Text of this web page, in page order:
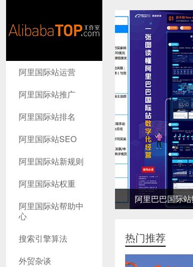
AlibabaTop
工作室
阿里国际站运营
阿里国际站推广
阿里国际站排名
阿里国际站SEO
阿里国际站新规则
阿里国际站权重
阿里国际站帮助中
心
搜索引擎算法
外贸杂谈
阿里巴巴国际站数
热门推荐